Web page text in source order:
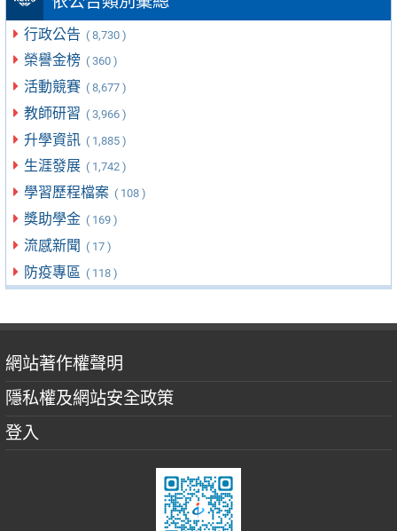
行政公告 ( 8,730 )
榮譽金榜 ( 360 )
活動競賽 ( 8,677 )
教師研習 ( 3,966 )
升學資訊 ( 1,885 )
生涯發展 ( 1,742 )
學習歷程檔案 ( 108 )
獎助學金 ( 169 )
流感新聞 ( 17 )
防疫專區 ( 118 )
網站著作權聲明
隱私權及網站安全政策
登入